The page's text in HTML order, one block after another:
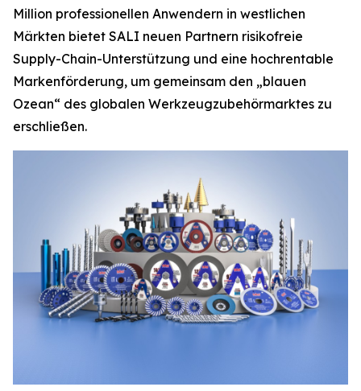
Million professionellen Anwendern in westlichen
Märkten bietet SALI neuen Partnern risikofreie
Supply-Chain-Unterstützung und eine hochrentable
Markenförderung, um gemeinsam den „blauen
Ozean“ des globalen Werkzeugzubehörmarktes zu
erschließen.